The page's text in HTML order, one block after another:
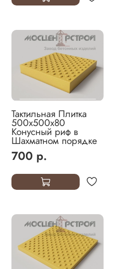
Тактильная Плитка
500х500х80
Конусный риф в
Шахматном порядке
700 р.